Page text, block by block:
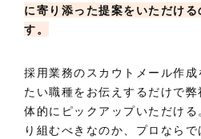
に寄り添った提案をいただけ
す。
採用業務のスカウトメール作
たい職種をお伝えするだけで
体的にピックアップいただけ
り組むべきなのか、プロなら